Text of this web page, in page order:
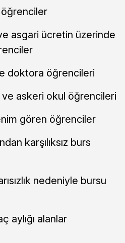
asgari ücretin üzerinde
doktora öğrencileri
askeri okul öğrencileri
gören öğrenciler
karşılıksız burs
nedeniyle bursu
aylığı alanlar